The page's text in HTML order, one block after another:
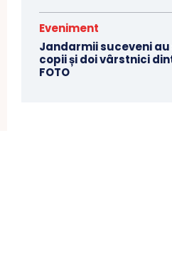
Eveniment
Jandarmii suceveni
copii și doi vârstnici
FOTO